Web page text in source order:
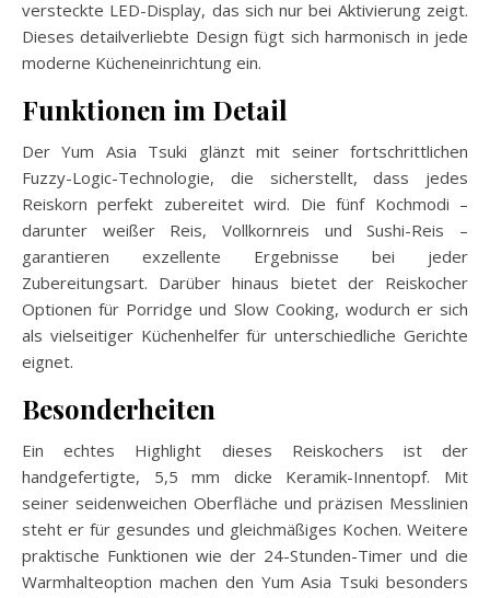
versteckte LED-Display, das sich nur bei Aktivierung zeigt.
Dieses detailverliebte Design fügt sich harmonisch in jede
moderne Kücheneinrichtung ein.
Funktionen im Detail
Der Yum Asia Tsuki glänzt mit seiner fortschrittlichen
Fuzzy-Logic-Technologie, die sicherstellt, dass jedes
Reiskorn perfekt zubereitet wird. Die fünf Kochmodi –
darunter weißer Reis, Vollkornreis und Sushi-Reis –
garantieren exzellente Ergebnisse bei jeder
Zubereitungsart. Darüber hinaus bietet der Reiskocher
Optionen für Porridge und Slow Cooking, wodurch er sich
als vielseitiger Küchenhelfer für unterschiedliche Gerichte
eignet.
Besonderheiten
Ein echtes Highlight dieses Reiskochers ist der
handgefertigte, 5,5 mm dicke Keramik-Innentopf. Mit
seiner seidenweichen Oberfläche und präzisen Messlinien
steht er für gesundes und gleichmäßiges Kochen. Weitere
praktische Funktionen wie der 24-Stunden-Timer und die
Warmhalteoption machen den Yum Asia Tsuki besonders